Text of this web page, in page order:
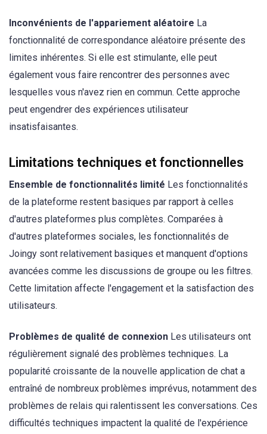
Inconvénients de l'appariement aléatoire La
fonctionnalité de correspondance aléatoire présente des
limites inhérentes. Si elle est stimulante, elle peut
également vous faire rencontrer des personnes avec
lesquelles vous n'avez rien en commun. Cette approche
peut engendrer des expériences utilisateur
insatisfaisantes.
Limitations techniques et fonctionnelles
Ensemble de fonctionnalités limité Les fonctionnalités
de la plateforme restent basiques par rapport à celles
d'autres plateformes plus complètes. Comparées à
d'autres plateformes sociales, les fonctionnalités de
Joingy sont relativement basiques et manquent d'options
avancées comme les discussions de groupe ou les filtres.
Cette limitation affecte l'engagement et la satisfaction des
utilisateurs.
Problèmes de qualité de connexion Les utilisateurs ont
régulièrement signalé des problèmes techniques. La
popularité croissante de la nouvelle application de chat a
entraîné de nombreux problèmes imprévus, notamment des
problèmes de relais qui ralentissent les conversations. Ces
difficultés techniques impactent la qualité de l'expérience